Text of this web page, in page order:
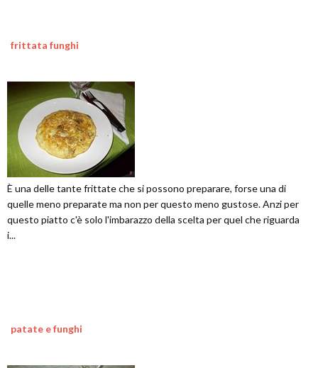
frittata funghi
È una delle tante frittate che si possono preparare, forse una di
quelle meno preparate ma non per questo meno gustose. Anzi per
questo piatto c'è solo l'imbarazzo della scelta per quel che riguarda
i...
patate e funghi